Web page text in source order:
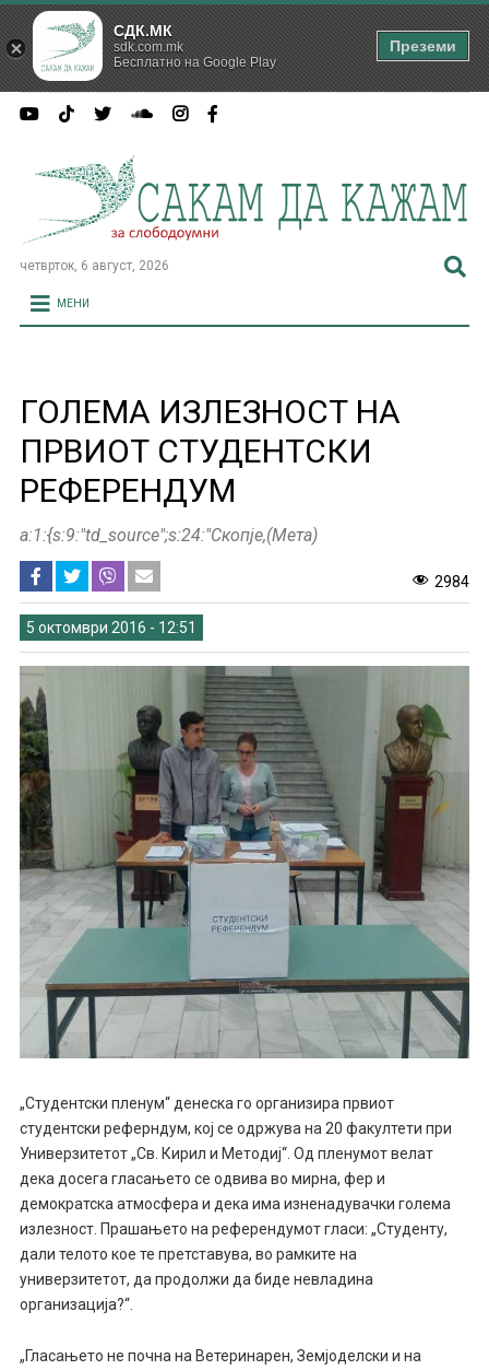
четврток, 6 август, 2026
МЕНИ
ГОЛЕМА ИЗЛЕЗНОСТ НА
ПРВИОТ СТУДЕНТСКИ
РЕФЕРЕНДУМ
a:1:{s:9:"td_source";s:24:"Скопје,(Мета)
2984
5 октомври 2016 - 12:51
„Студентски пленум“ денеска го организира првиот
студентски реферндум, кој се одржува на 20 факултети при
Универзитетот „Св. Кирил и Методиј“. Од пленумот велат
дека досега гласањето се одвива во мирна, фер и
демократска атмосфера и дека има изненадувачки голема
излезност. Прашањето на референдумот гласи: „Студенту,
дали телото кое те претставува, во рамките на
универзитетот, да продолжи да биде невладина
организација?“.
„Гласањето не почна на Ветеринарен, Земјоделски и на
СДК.МК
sdk.com.mk
Бесплатно на Google Play
Преземи